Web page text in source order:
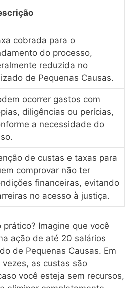
cobrada para o
do processo,
reduzida no
de Pequenas Causas.
ocorrer gastos com
diligências ou perícias,
a necessidade do
de custas e taxas para
comprovar não ter
financeiras, evitando
no acesso à justiça.
prático? Imagine que você
ação de até 20 salários
de Pequenas Causas. Em
as custas são
você esteja sem recursos,